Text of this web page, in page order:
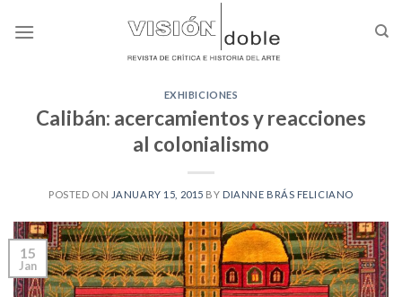
EXHIBICIONES
Calibán: acercamientos y reacciones
al colonialismo
POSTED ON JANUARY 15, 2015 BY DIANNE BRÁS FELICIANO
15
Jan